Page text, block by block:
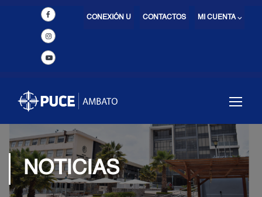
MI CUENTA ⌵
CONTACTOS
CONEXIÓN U
NOTICIAS